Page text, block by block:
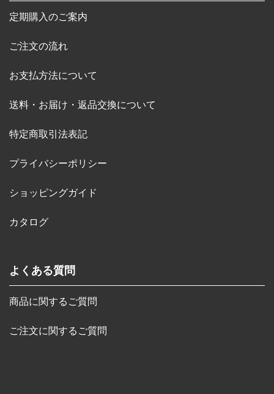
定期購入のご案内
ご注文の流れ
お支払方法について
送料・お届け・返品交換について
特定商取引法表記
プライバシーポリシー
ショッピングガイド
カタログ
よくある質問
商品に関するご質問
ご注文に関するご質問